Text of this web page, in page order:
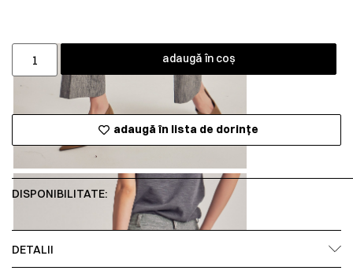
adaugă în coș
adaugă în lista de dorințe
DISPONIBILITATE:
DETALII